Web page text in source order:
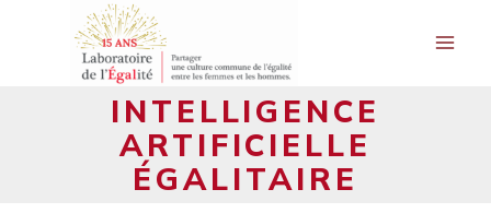
INTELLIGENCE
ARTIFICIELLE
ÉGALITAIRE